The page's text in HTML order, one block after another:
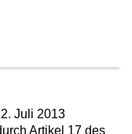
Juli 2013
Artikel 17 des